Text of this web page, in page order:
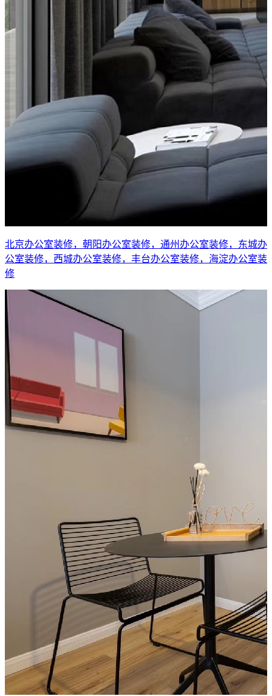
北京办公室装修，朝阳办公室装修，通州办公室装修，东城办
公室装修，西城办公室装修，丰台办公室装修，海淀办公室装
修